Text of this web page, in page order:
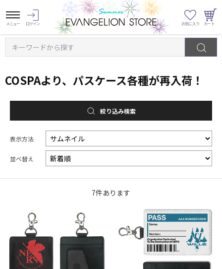
キーワードから探す
COSPAより、パスケース各種が再入荷！
絞り込み検索
表示方法
並べ替え
7件あります